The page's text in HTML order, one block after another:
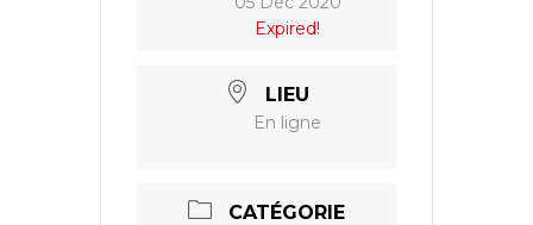
Expired!
LIEU
En ligne
CATÉGORIE